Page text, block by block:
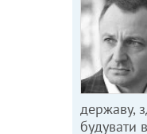
державу,
будувати